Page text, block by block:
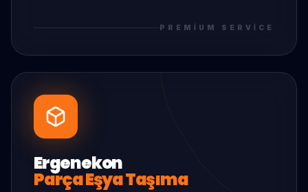
PREMIUM SERVICE
Ergenekon
Parça Eşya Taşıma